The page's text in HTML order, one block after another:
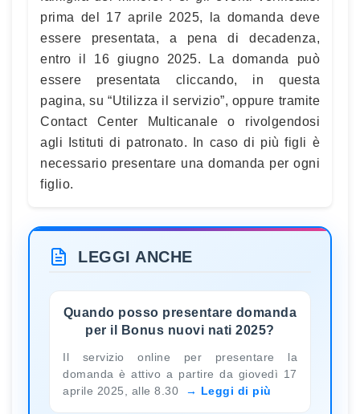
prima del 17 aprile 2025, la domanda deve
essere presentata, a pena di decadenza,
entro il 16 giugno 2025. La domanda può
essere presentata cliccando, in questa
pagina, su “Utilizza il servizio”, oppure tramite
Contact Center Multicanale o rivolgendosi
agli Istituti di patronato. In caso di più figli è
necessario presentare una domanda per ogni
figlio.
LEGGI ANCHE
Quando posso presentare domanda
per il Bonus nuovi nati 2025?
Il servizio online per presentare la
domanda è attivo a partire da giovedì 17
aprile 2025, alle 8.30
Leggi di più